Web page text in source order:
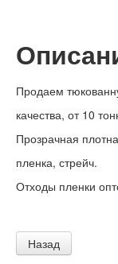
Продаем
качества, от 10
Прозрачная
пленка, стрейч.
Отходы пленки
Назад